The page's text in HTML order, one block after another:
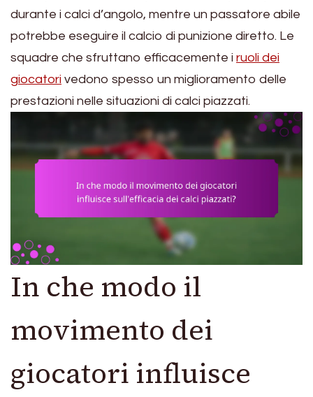
durante i calci d’angolo, mentre un passatore abile
potrebbe eseguire il calcio di punizione diretto. Le
squadre che sfruttano efficacemente i ruoli dei
giocatori vedono spesso un miglioramento delle
prestazioni nelle situazioni di calci piazzati.
In che modo il
movimento dei
giocatori influisce